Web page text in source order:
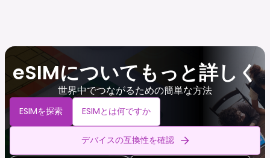
eSIMについてもっと詳しく
世界中でつながるための簡単な方法
ESIMを探索 ESIMとは何ですか
デバイスの互換性を確認